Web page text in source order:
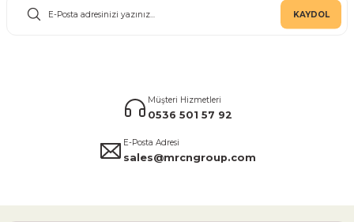
KAYDOL
Müşteri Hizmetleri
0536 501 57 92
E-Posta Adresi
sales@mrcngroup.com